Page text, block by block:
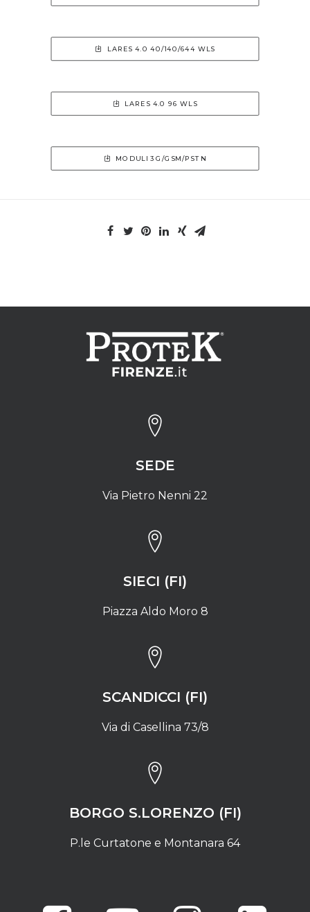
LARES 4.0 40/140/644 WLS
LARES 4.0 96 WLS
MODULI 3G/GSM/PSTN
SEDE
Via Pietro Nenni 22
SIECI (FI)
Piazza Aldo Moro 8
SCANDICCI (FI)
Via di Casellina 73/8
BORGO S.LORENZO (FI)
P.le Curtatone e Montanara 64